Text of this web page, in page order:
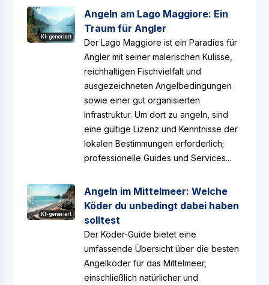
KI-generiert
Angeln am Lago Maggiore: Ein
Traum für Angler
Der Lago Maggiore ist ein Paradies für
Angler mit seiner malerischen Kulisse,
reichhaltigen Fischvielfalt und
ausgezeichneten Angelbedingungen
sowie einer gut organisierten
Infrastruktur. Um dort zu angeln, sind
eine gültige Lizenz und Kenntnisse der
lokalen Bestimmungen erforderlich;
professionelle Guides und Services...
KI-generiert
Angeln im Mittelmeer: Welche
Köder du unbedingt dabei haben
solltest
Der Köder-Guide bietet eine
umfassende Übersicht über die besten
Angelköder für das Mittelmeer,
einschließlich natürlicher und